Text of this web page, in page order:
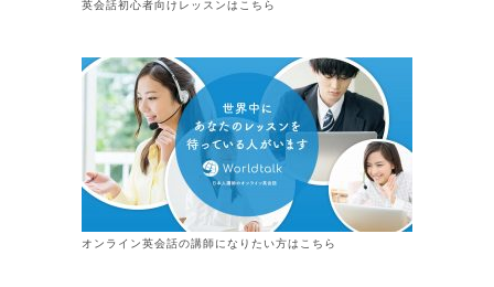
英会話初心者向けレッスンはこちら
オンライン英会話の講師になりたい方はこちら